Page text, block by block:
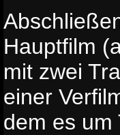
Hauptfilm
mit zwei
einer
dem es um